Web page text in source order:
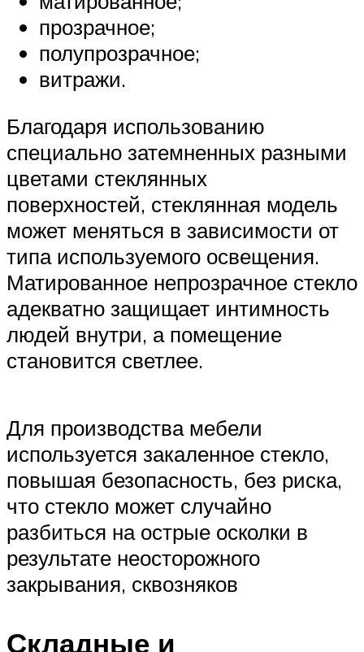
прозрачное;
полупрозрачное;
витражи.
Благодаря использованию
специально затемненных разными
цветами стеклянных
поверхностей, стеклянная модель
может меняться в зависимости от
типа используемого освещения.
Матированное непрозрачное стекло
адекватно защищает интимность
людей внутри, а помещение
становится светлее.
Для производства мебели
используется закаленное стекло,
повышая безопасность, без риска,
что стекло может случайно
разбиться на острые осколки в
результате неосторожного
закрывания, сквозняков
Складные и